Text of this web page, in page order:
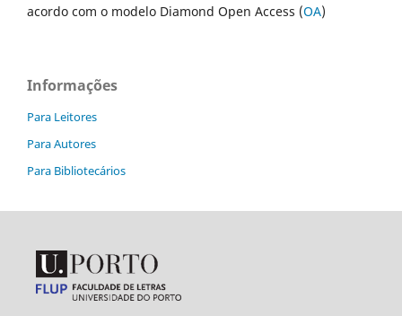
acordo com o modelo Diamond Open Access (OA)
Informações
Para Leitores
Para Autores
Para Bibliotecários